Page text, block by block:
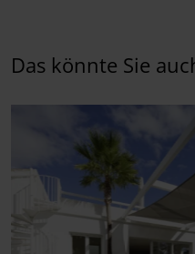
Das könnte Sie